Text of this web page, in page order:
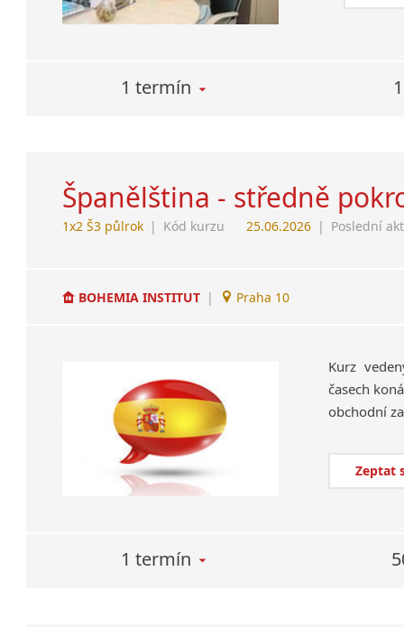
1 termín
Španělština - středně
1x2 Š3 půlrok | Kód kurzu 25.06.2026 | Poslední
BOHEMIA INSTITUT | Praha 10
Kurz
časech
Zeptat
1 termín